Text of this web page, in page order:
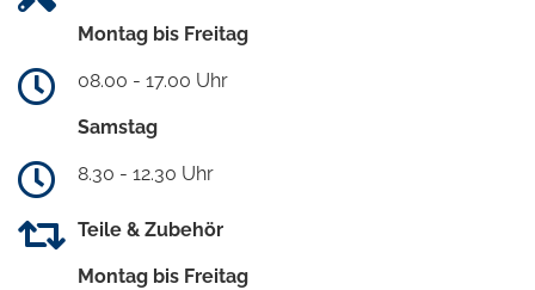
Montag bis Freitag
08.00 - 17.00 Uhr
Samstag
8.30 - 12.30 Uhr
Teile & Zubehör
Montag bis Freitag